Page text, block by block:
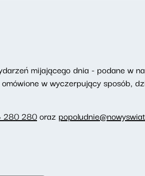
mijającego dnia - podane w
omówione w wyczerpujący sposób,
280 280oraz